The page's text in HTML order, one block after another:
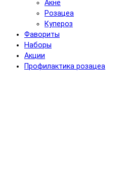
Акне
Розацеа
Купероз
Фавориты
Наборы
Акции
Профилактика розацеа